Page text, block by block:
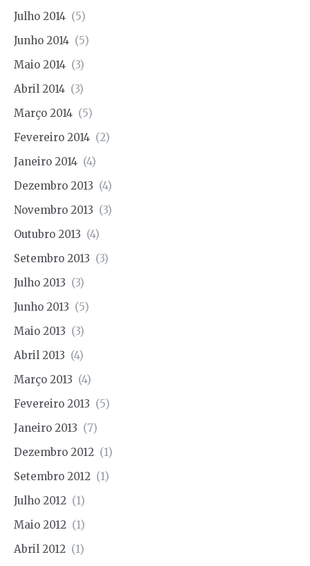
Julho 2014 (5)
Junho 2014 (5)
Maio 2014 (3)
Abril 2014 (3)
Março 2014 (5)
Fevereiro 2014 (2)
Janeiro 2014 (4)
Dezembro 2013 (4)
Novembro 2013 (3)
Outubro 2013 (4)
Setembro 2013 (3)
Julho 2013 (3)
Junho 2013 (5)
Maio 2013 (3)
Abril 2013 (4)
Março 2013 (4)
Fevereiro 2013 (5)
Janeiro 2013 (7)
Dezembro 2012 (1)
Setembro 2012 (1)
Julho 2012 (1)
Maio 2012 (1)
Abril 2012 (1)